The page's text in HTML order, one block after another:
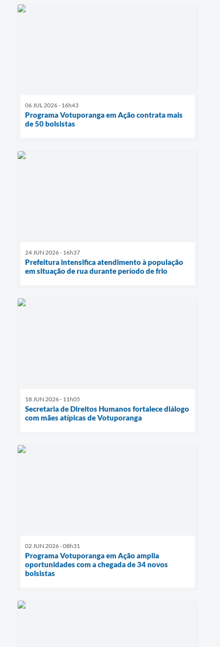
06 JUL 2026 - 16h43
Programa Votuporanga em Ação contrata mais
de 50 bolsistas
24 JUN 2026 - 16h37
Prefeitura intensifica atendimento à população
em situação de rua durante período de frio
18 JUN 2026 - 11h05
Secretaria de Direitos Humanos fortalece diálogo
com mães atípicas de Votuporanga
02 JUN 2026 - 08h31
Programa Votuporanga em Ação amplia
oportunidades com a chegada de 34 novos
bolsistas